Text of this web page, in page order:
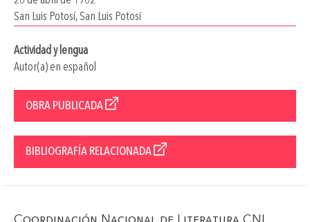
San Luis Potosí, San Luis Potosí
Actividad y lengua
Autor(a) en español
OBRA PUBLICADA
BIBLIOGRAFÍA RELACIONADA